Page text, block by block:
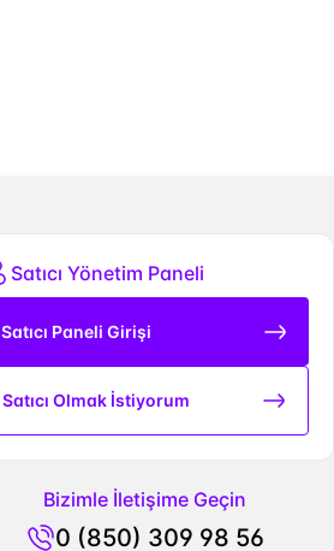
Satıcı Yönetim Paneli
Satıcı Paneli Girişi
Satıcı Olmak İstiyorum
Bizimle İletişime Geçin
0 (850) 309 98 56